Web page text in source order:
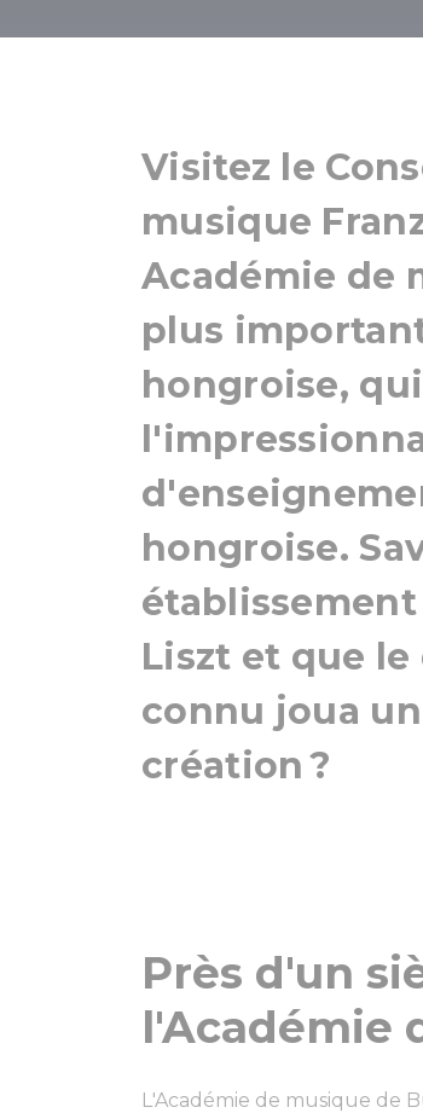
Visitez le
musique
Académie de
plus
hongroise,
hongroise.
Liszt et que
connu joua
création ?
Près d'un
l'Académie
L'Académie de musique de